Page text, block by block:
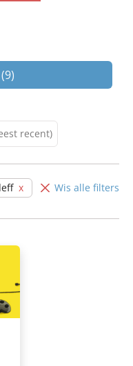
recent)
Wis alle filters